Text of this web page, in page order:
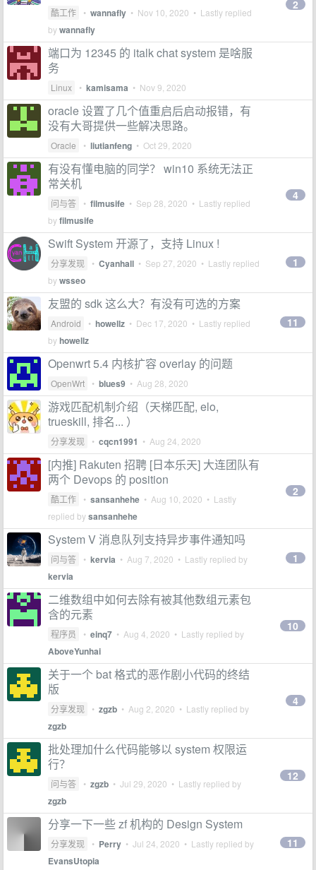
酷工作 • wannafly • Nov 10, 2020 • Lastly replied
bywannafly
2
端口为 12345 的 italk chat system 是啥服
务
Linux • kamisama • Nov 9, 2020
oracle 设置了几个值重启后启动报错，有
没有大哥提供一些解决思路。
Oracle • liutianfeng • Oct 29, 2020
有没有懂电脑的同学？ win10 系统无法正
常关机
问与答 • filmusife • Sep 28, 2020 • Lastly replied
byfilmusife
4
Swift System 开源了，支持 Linux !
分享发现 • Cyanhall • Sep 27, 2020 • Lastly replied
bywsseo
1
友盟的 sdk 这么大？有没有可选的方案
Android • howellz • Dec 17, 2020 • Lastly replied
byhowellz
11
Openwrt 5.4 内核扩容 overlay 的问题
OpenWrt • blues9 • Aug 28, 2020
游戏匹配机制介绍（天梯匹配, elo,
trueskill, 排名... ）
分享发现 • cqcn1991 • Aug 24, 2020
[内推] Rakuten 招聘 [日本乐天] 大连团队有
两个 Devops 的 position
酷工作 • sansanhehe • Aug 10, 2020 • Lastly
replied bysansanhehe
2
System V 消息队列支持异步事件通知吗
问与答 • kervia • Aug 7, 2020 • Lastly replied by
kervia
1
二维数组中如何去除有被其他数组元素包
含的元素
程序员 • einq7 • Aug 4, 2020 • Lastly replied by
AboveYunhai
10
关于一个 bat 格式的恶作剧小代码的终结
版
分享发现 • zgzb • Aug 2, 2020 • Lastly replied by
zgzb
4
批处理加什么代码能够以 system 权限运
行？
问与答 • zgzb • Jul 29, 2020 • Lastly replied by
zgzb
12
分享一下一些 zf 机构的 Design System
分享发现 • Perry • Jul 24, 2020 • Lastly replied by
EvansUtopia
11